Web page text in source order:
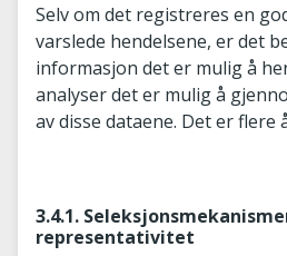
Selv om det registreres en
varslede hendelsene, er det
informasjon det er mulig å
analyser det er mulig å
av disse dataene. Det er flere
3.4.1.
representativitet